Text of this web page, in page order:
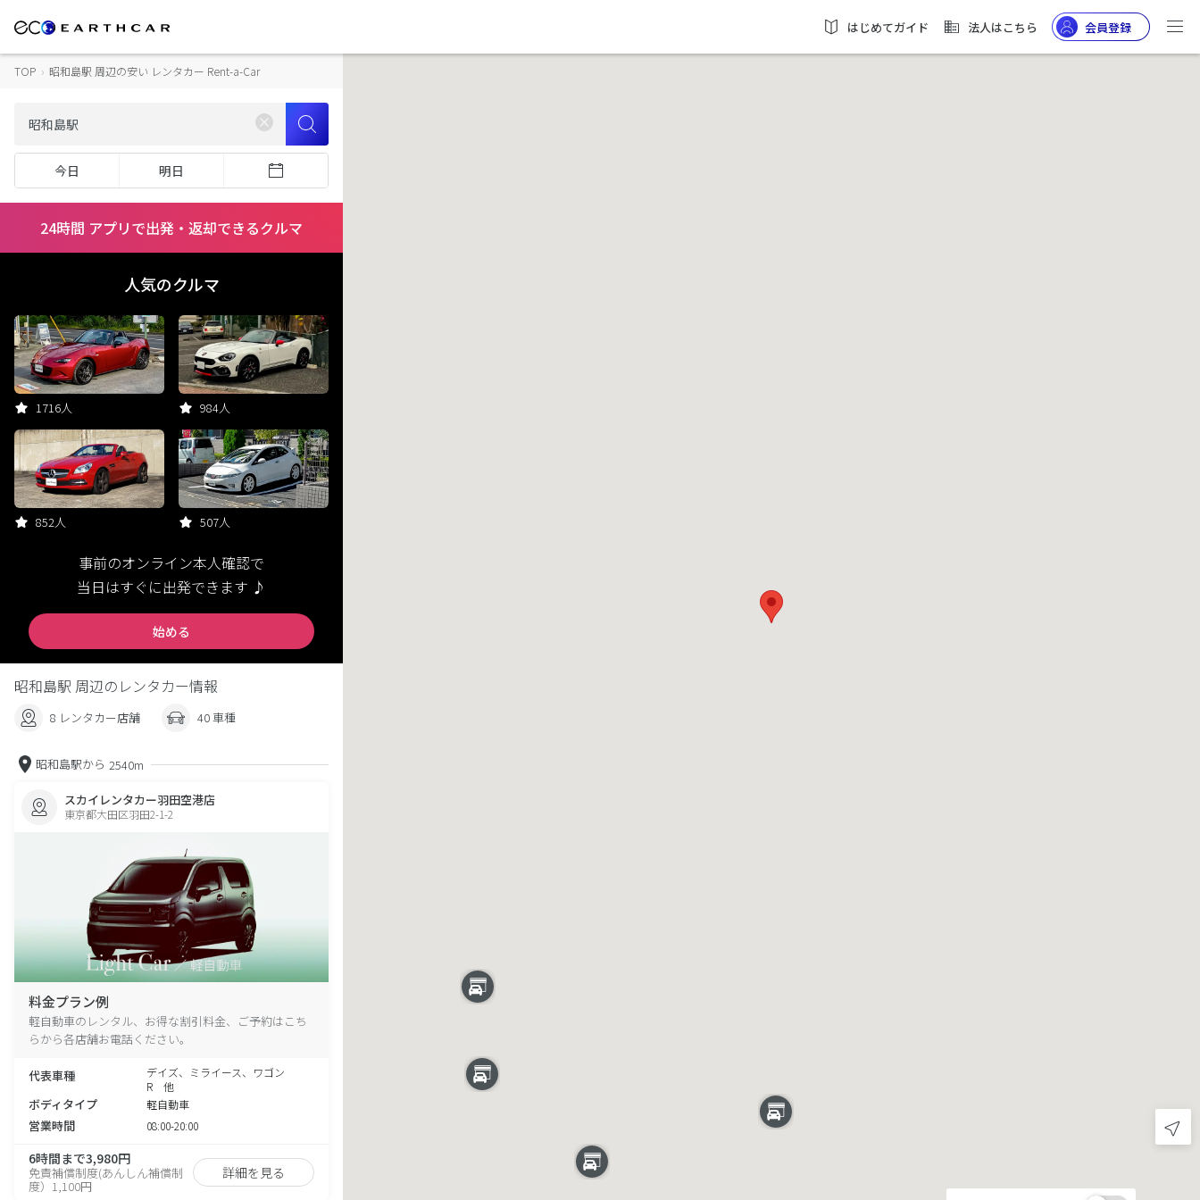
はじめてガイド 法人はこちら 会員登録
TOP › 昭和島駅 周辺の安い レンタカー Rent-a-Car
今日 明日
24時間 アプリで出発・返却できるクルマ
人気のクルマ
1716人 984人
852人 507人
事前のオンライン本人確認で
当日はすぐに出発できます ♪
始める
昭和島駅 周辺のレンタカー情報
8 レンタカー店舗 40 車種
昭和島駅から 2540m
スカイレンタカー羽田空港店
東京都大田区羽田2-1-2
料金プラン例
軽自動車のレンタル、お得な割引料金、ご予約はこち
らから各店舗お電話ください。
代表車種
デイズ、ミライース、ワゴン
R 他
ボディタイプ 軽自動車
営業時間 08:00-20:00
6時間まで3,980円
免責補償制度(あんしん補償制
度）1,100円
詳細を見る